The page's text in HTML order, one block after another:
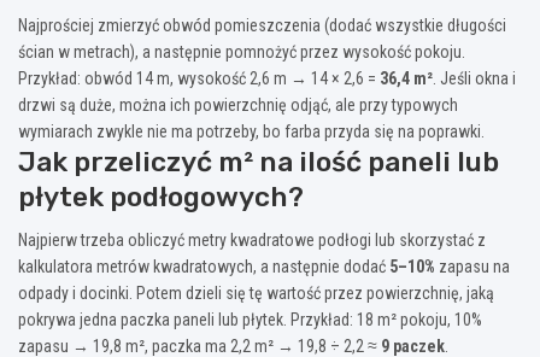
Najprościej zmierzyć obwód pomieszczenia (dodać wszystkie długości
ścian w metrach), a następnie pomnożyć przez wysokość pokoju.
Przykład: obwód 14 m, wysokość 2,6 m → 14 × 2,6 = 36,4 m² . Jeśli okna i
drzwi są duże, można ich powierzchnię odjąć, ale przy typowych
wymiarach zwykle nie ma potrzeby, bo farba przyda się na poprawki.
Jak przeliczyć m² na ilość paneli lub
płytek podłogowych?
Najpierw trzeba obliczyć metry kwadratowe podłogi lub skorzystać z
kalkulatora metrów kwadratowych, a następnie dodać 5–10% zapasu na
odpady i docinki. Potem dzieli się tę wartość przez powierzchnię, jaką
pokrywa jedna paczka paneli lub płytek. Przykład: 18 m² pokoju, 10%
zapasu → 19,8 m², paczka ma 2,2 m² → 19,8 ÷ 2,2 ≈ 9 paczek